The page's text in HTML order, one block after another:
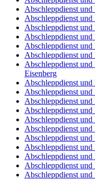
Abschleppdienst
Abschleppdienst
Abschleppdienst
Abschleppdienst
Abschleppdienst
Abschleppdienst
Abschleppdienst
Eisenberg
Abschleppdienst
Abschleppdienst
Abschleppdienst
Abschleppdienst
Abschleppdienst
Abschleppdienst
Abschleppdienst
Abschleppdienst
Abschleppdienst
Abschleppdienst und
Abschleppdienst